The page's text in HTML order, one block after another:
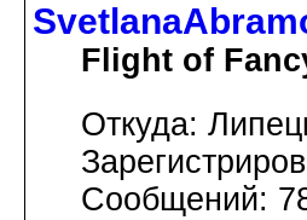
Flight of
Откуда:
Сообщений: